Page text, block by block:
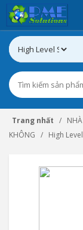
Trang nhất
KHÔNG
High